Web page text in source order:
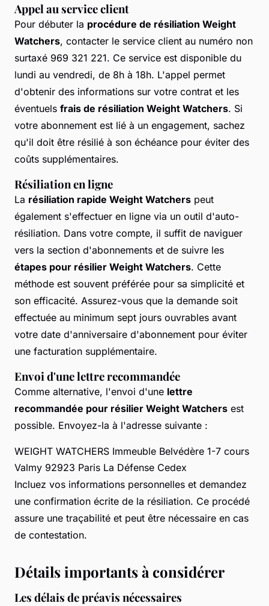
Appel au service client
Pour débuter la procédure de résiliation Weight
Watchers, contacter le service client au numéro non
surtaxé 969 321 221. Ce service est disponible du
lundi au vendredi, de 8h à 18h. L'appel permet
d'obtenir des informations sur votre contrat et les
éventuels frais de résiliation Weight Watchers. Si
votre abonnement est lié à un engagement, sachez
qu'il doit être résilié à son échéance pour éviter des
coûts supplémentaires.
Résiliation en ligne
La résiliation rapide Weight Watchers peut
également s'effectuer en ligne via un outil d'auto-
résiliation. Dans votre compte, il suffit de naviguer
vers la section d'abonnements et de suivre les
étapes pour résilier Weight Watchers. Cette
méthode est souvent préférée pour sa simplicité et
son efficacité. Assurez-vous que la demande soit
effectuée au minimum sept jours ouvrables avant
votre date d'anniversaire d'abonnement pour éviter
une facturation supplémentaire.
Envoi d'une lettre recommandée
Comme alternative, l'envoi d'une lettre
recommandée pour résilier Weight Watchers est
possible. Envoyez-la à l'adresse suivante :
WEIGHT WATCHERS Immeuble Belvédère 1-7 cours
Valmy 92923 Paris La Défense Cedex
Incluez vos informations personnelles et demandez
une confirmation écrite de la résiliation. Ce procédé
assure une traçabilité et peut être nécessaire en cas
de contestation.
Détails importants à considérer
Les délais de préavis nécessaires